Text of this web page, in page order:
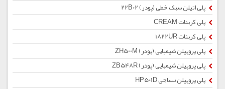
پلی اتیلن سبک خطی (پودر) 22B02
پلی کربنات CREAM
پلی کربنات 1822UR
پلی پروپیلن شیمیایی (پودر) ZH500M
پلی پروپیلن شیمیایی (پودر) ZB548R
پلی پروپیلن نساجی HP501D